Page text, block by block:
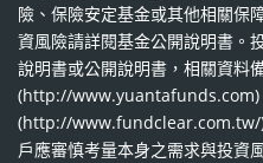
險、保險安定基金或其他相關保
資風險請詳閱基金公開說明書。
說明書或公開說明書，相關資料
(http://www.yuantafunds.com)
(http://www.fundclear.com.tw/)
戶應審慎考量本身之需求與投資